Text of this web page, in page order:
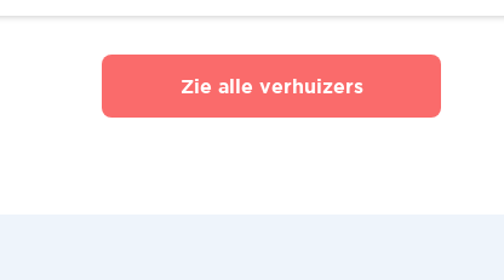
Zie alle verhuizers